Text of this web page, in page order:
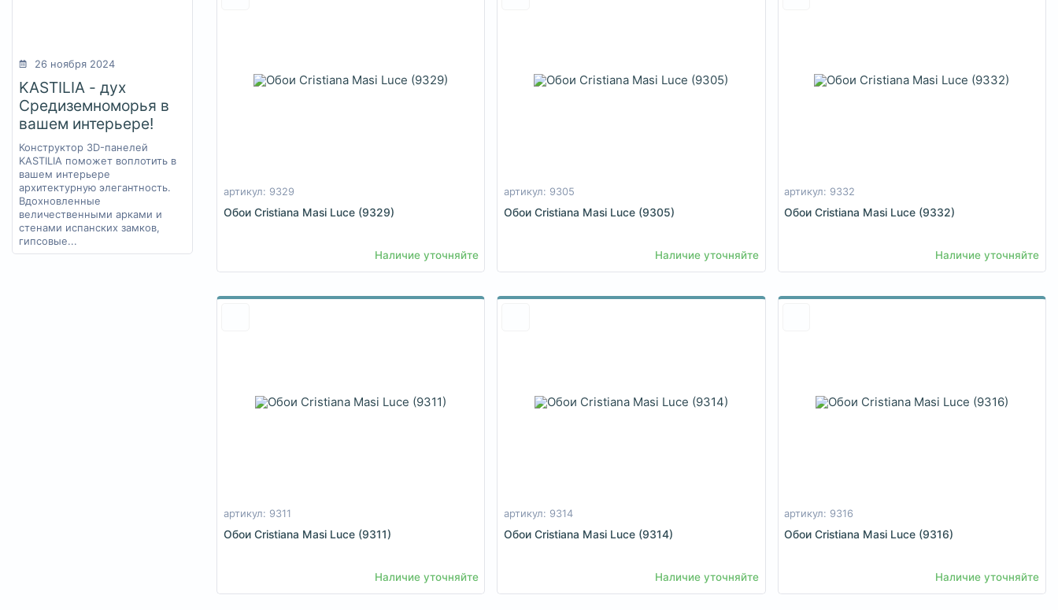
26 ноября 2024
KASTILIA - дух
Средиземноморья в
вашем интерьере!
Конструктор 3D-панелей
KASTILIA поможет воплотить в
вашем интерьере
архитектурную элегантность.
Вдохновленные
величественными арками и
стенами испанских замков,
гипсовые...
артикул: 9329
Обои Cristiana Masi Luce (9329)
Наличие уточняйте
артикул: 9305
Обои Cristiana Masi Luce (9305)
Наличие уточняйте
артикул: 9332
Обои Cristiana Masi Luce (9332)
Наличие уточняйте
артикул: 9311
Обои Cristiana Masi Luce (9311)
Наличие уточняйте
артикул: 9314
Обои Cristiana Masi Luce (9314)
Наличие уточняйте
артикул: 9316
Обои Cristiana Masi Luce (9316)
Наличие уточняйте